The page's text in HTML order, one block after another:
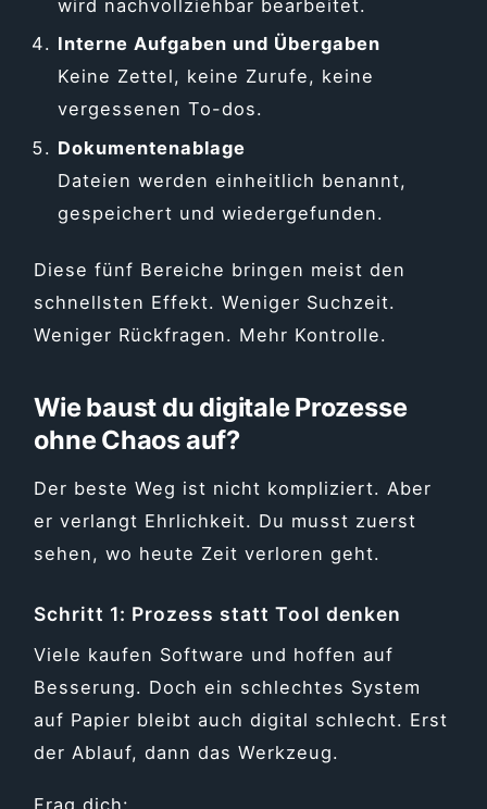
wird nachvollziehbar bearbeitet.
Interne Aufgaben und Übergaben
Keine Zettel, keine Zurufe, keine
vergessenen To-dos.
Dokumentenablage
Dateien werden einheitlich benannt,
gespeichert und wiedergefunden.
Diese fünf Bereiche bringen meist den
schnellsten Effekt. Weniger Suchzeit.
Weniger Rückfragen. Mehr Kontrolle.
Wie baust du digitale Prozesse
ohne Chaos auf?
Der beste Weg ist nicht kompliziert. Aber
er verlangt Ehrlichkeit. Du musst zuerst
sehen, wo heute Zeit verloren geht.
Schritt 1: Prozess statt Tool denken
Viele kaufen Software und hoffen auf
Besserung. Doch ein schlechtes System
auf Papier bleibt auch digital schlecht. Erst
der Ablauf, dann das Werkzeug.